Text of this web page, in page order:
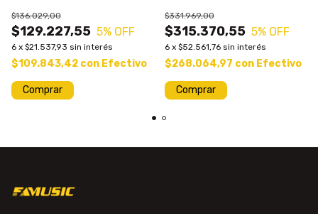
$129.227,55
$136.029,00
5% OFF
6 x $21.537,93 sin interés
$109.843,42 con Efectivo
$315.370,55
$331.969,00
5% OFF
6 x $52.561,76 sin interés
$268.064,97 con Efectivo